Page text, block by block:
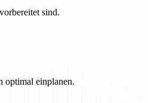
sind.
optimal einplanen.